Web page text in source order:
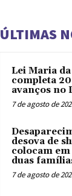
ÚLTIMAS
Lei Maria
completa
avanços no
7 de agosto de
desova de
colocam
duas
7 de agosto de